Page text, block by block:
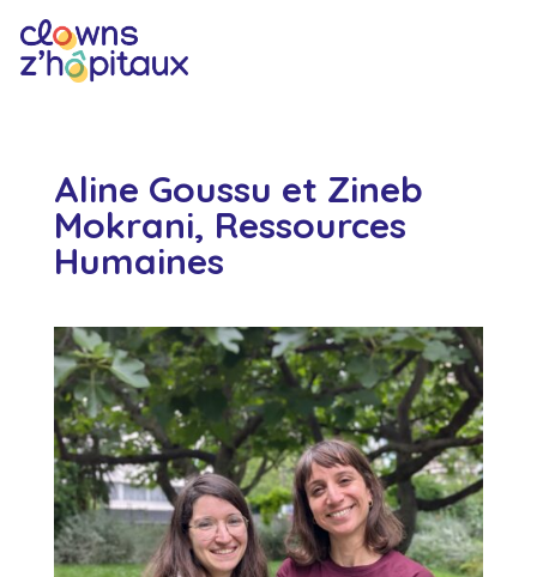
Aline Goussu et Zineb
Mokrani, Ressources
Humaines